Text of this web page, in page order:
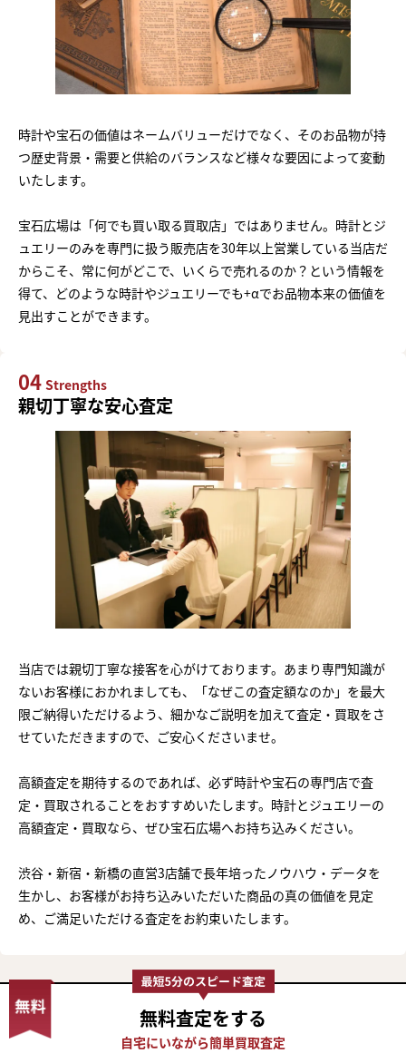
時計や宝石の価値はネームバリューだけでなく、そのお品物が持
つ歴史背景・需要と供給のバランスなど様々な要因によって変動
いたします。
宝石広場は「何でも買い取る買取店」ではありません。時計とジ
ュエリーのみを専門に扱う販売店を30年以上営業している当店だ
からこそ、常に何がどこで、いくらで売れるのか？という情報を
得て、どのような時計やジュエリーでも+αでお品物本来の価値を
見出すことができます。
04 Strengths
親切丁寧な安心査定
当店では親切丁寧な接客を心がけております。あまり専門知識が
ないお客様におかれましても、「なぜこの査定額なのか」を最大
限ご納得いただけるよう、細かなご説明を加えて査定・買取をさ
せていただきますので、ご安心くださいませ。
高額査定を期待するのであれば、必ず時計や宝石の専門店で査
定・買取されることをおすすめいたします。時計とジュエリーの
高額査定・買取なら、ぜひ宝石広場へお持ち込みください。
渋谷・新宿・新橋の直営3店舗で長年培ったノウハウ・データを
生かし、お客様がお持ち込みいただいた商品の真の価値を見定
め、ご満足いただける査定をお約束いたします。
無料査定をする